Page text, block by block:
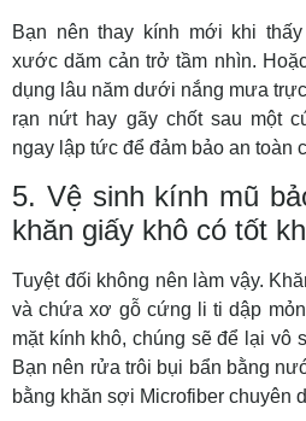
Bạn nên thay kính mới khi
xước dăm cản trở tầm nhìn.
dụng lâu năm dưới nắng mưa
rạn nứt hay gãy chốt sau một
ngay lập tức để đảm bảo an toàn
5. Vệ sinh kính mũ
khăn giấy khô có tốt
Tuyệt đối không nên làm vậy.
và chứa xơ gỗ cứng li ti dập
mặt kính khô, chúng sẽ để lại vô
Bạn nên rửa trôi bụi bẩn bằng
bằng khăn sợi Microfiber chuyên